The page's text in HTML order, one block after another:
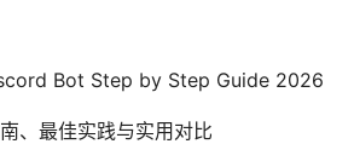
Bot Step by Step Guide 2026
、最佳实践与实用对比